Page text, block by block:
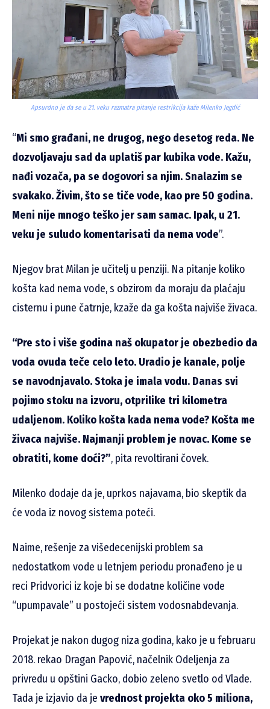
Apsurdno je da se u 21. veku razmatra pitanje restrikcija kaže Milenko Jegdić
“Mi smo građani, ne drugog, nego desetog reda. Ne
dozvoljavaju sad da uplatiš par kubika vode. Kažu,
nađi vozača, pa se dogovori sa njim. Snalazim se
svakako. Živim, što se tiče vode, kao pre 50 godina.
Meni nije mnogo teško jer sam samac. Ipak, u 21.
veku je suludo komentarisati da nema vode”.
Njegov brat Milan je učitelj u penziji. Na pitanje koliko
košta kad nema vode, s obzirom da moraju da plaćaju
cisternu i pune čatrnje, kzaže da ga košta najviše živaca.
“Pre sto i više godina naš okupator je obezbedio da
voda ovuda teče celo leto. Uradio je kanale, polje
se navodnjavalo. Stoka je imala vodu. Danas svi
pojimo stoku na izvoru, otprilike tri kilometra
udaljenom. Koliko košta kada nema vode? Košta me
živaca najviše. Najmanji problem je novac. Kome se
obratiti, kome doći?”, pita revoltirani čovek.
Milenko dodaje da je, uprkos najavama, bio skeptik da
će voda iz novog sistema poteći.
Naime, rešenje za višedecenijski problem sa
nedostatkom vode u letnjem periodu pronađeno je u
reci Pridvorici iz koje bi se dodatne količine vode
“upumpavale” u postojeći sistem vodosnabdevanja.
Projekat je nakon dugog niza godina, kako je u februaru
2018. rekao Dragan Papović, načelnik Odeljenja za
privredu u opštini Gacko, dobio zeleno svetlo od Vlade.
Tada je izjavio da je vrednost projekta oko 5 miliona,